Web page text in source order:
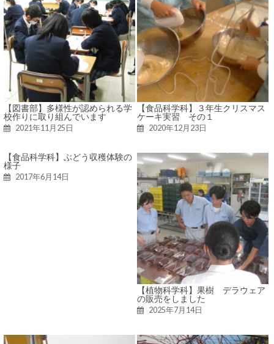
【図書部】多様性が認められる学
校作りに取り組んでいます
2021年11月25日
【食品科学科】３年生クリスマス
ケーキ実習 その１
2020年12月23日
【食品科学科】ぶどう収穫体験の
様子
2017年6月14日
【植物科学科】果樹 デラウェア
の販売をしました
2025年7月14日